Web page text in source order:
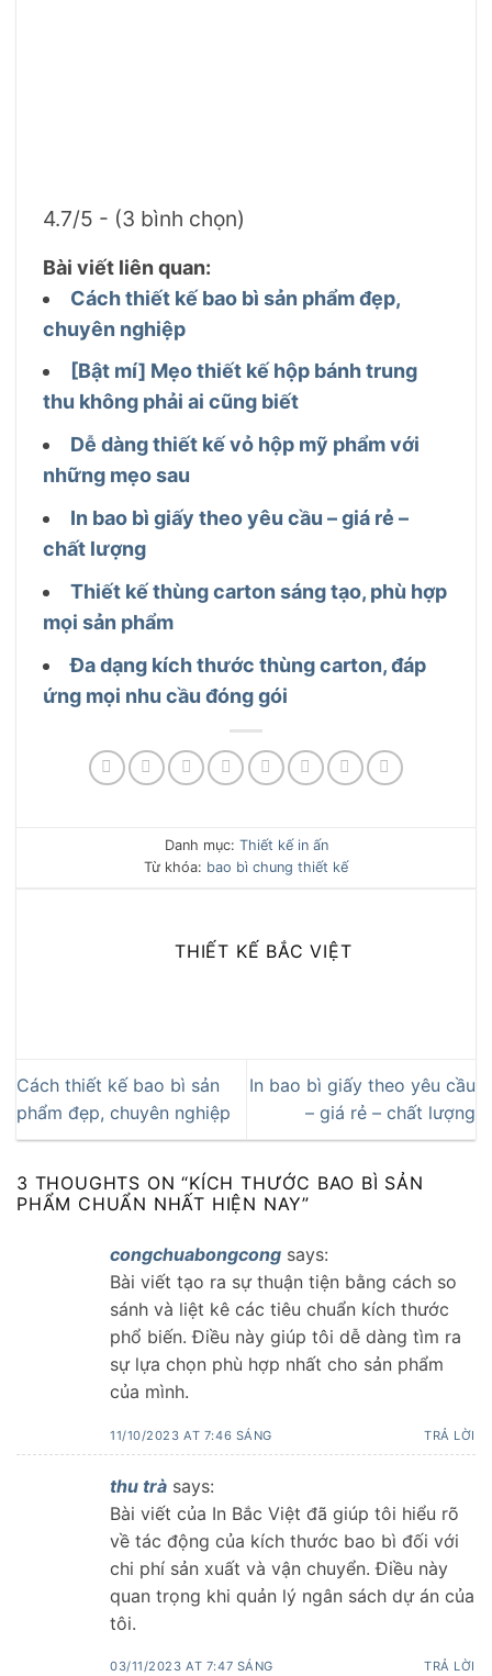
4.7/5 - (3 bình chọn)
Bài viết liên quan:
Cách thiết kế bao bì sản phẩm đẹp,
chuyên nghiệp
[Bật mí] Mẹo thiết kế hộp bánh trung
thu không phải ai cũng biết
Dễ dàng thiết kế vỏ hộp mỹ phẩm với
những mẹo sau
In bao bì giấy theo yêu cầu – giá rẻ –
chất lượng
Thiết kế thùng carton sáng tạo, phù hợp
mọi sản phẩm
Đa dạng kích thước thùng carton, đáp
ứng mọi nhu cầu đóng gói
Danh mục: Thiết kế in ấn
Từ khóa: bao bì chung thiết kế
THIẾT KẾ BẮC VIỆT
Cách thiết kế bao bì sản
phẩm đẹp, chuyên nghiệp
In bao bì giấy theo yêu cầu
– giá rẻ – chất lượng
3 THOUGHTS ON “KÍCH THƯỚC BAO BÌ SẢN
PHẨM CHUẨN NHẤT HIỆN NAY”
congchuabongcong says:
Bài viết tạo ra sự thuận tiện bằng cách so
sánh và liệt kê các tiêu chuẩn kích thước
phổ biến. Điều này giúp tôi dễ dàng tìm ra
sự lựa chọn phù hợp nhất cho sản phẩm
của mình.
11/10/2023 AT 7:46 SÁNG TRẢ LỜI
thu trà says:
Bài viết của In Bắc Việt đã giúp tôi hiểu rõ
về tác động của kích thước bao bì đối với
chi phí sản xuất và vận chuyển. Điều này
quan trọng khi quản lý ngân sách dự án của
tôi.
03/11/2023 AT 7:47 SÁNG TRẢ LỜI